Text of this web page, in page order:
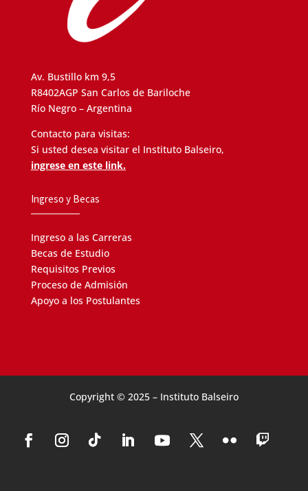
Av. Bustillo km 9,5
R8402AGP San Carlos de Bariloche
Río Negro – Argentina
Contacto para visitas:
Si usted desea visitar el Instituto Balseiro,
ingrese en este link.
Ingreso y Becas
Ingreso a las Carreras
Becas de Estudio
Requisitos Previos
Proceso de Admisión
Apoyo a los Postulantes
Copyright © 2025 – Instituto Balseiro